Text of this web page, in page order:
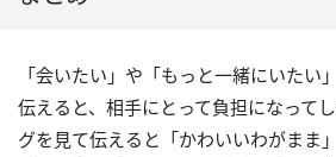
「会いたい」や「もっと一緒にいたい
伝えると、相手にとって負担になって
グを見て伝えると「かわいいわがまま